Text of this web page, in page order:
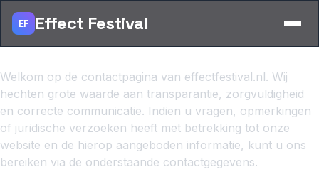
EF Effect Festival
Welkom op de contactpagina van effectfestival.nl. Wij
hechten grote waarde aan transparantie, zorgvuldigheid
en correcte communicatie. Indien u vragen, opmerkingen
of juridische verzoeken heeft met betrekking tot onze
website en de hierop aangeboden informatie, kunt u ons
bereiken via de onderstaande contactgegevens.